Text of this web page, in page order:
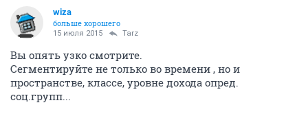
wiza
больше хорошего
15 июля 2015 Tarz
Вы опять узко смотрите.
Сегментируйте не только во времени , но и
пространстве, классе, уровне дохода опред.
соц.групп...